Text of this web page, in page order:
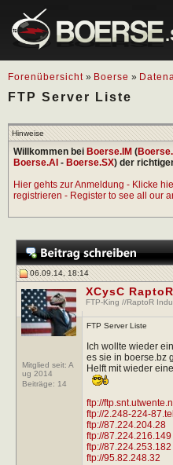
Forenübersicht » Boerse »
FTP Server Liste
Hinweise
Willkommen bei Boerse.IM (
Boerse.AI - Boerse.SX) der
Hier gehts zur Anmeldung - Klicke
registrieren - Register to see all our
06.09.14, 18:14
Mitglied seit: A
ug 2014
Beiträge: 14
XCysC RaptoR
FTP-King //RaptoR
FTP Server Liste
Ich wollte wieder
es sie in boerse.bz
Helft mit wieder
ftp://
ftp://2.248-224-
ftp://87.224.204.28
ftp://87.224.216.149
ftp://87.224.253.182
ftp://95.82.248.32